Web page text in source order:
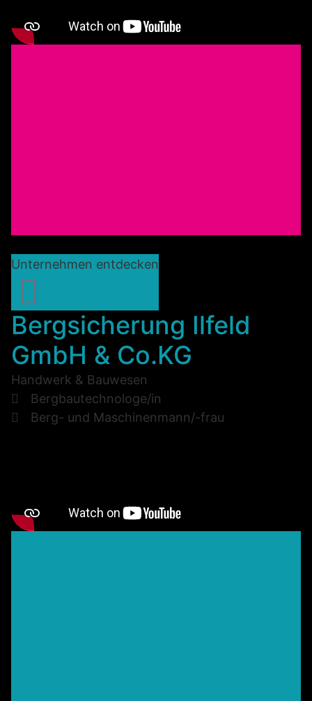
Unternehmen entdecken
Bergsicherung Ilfeld
GmbH & Co.KG
Handwerk & Bauwesen
Bergbautechnologe/in
Berg- und Maschinenmann/-frau